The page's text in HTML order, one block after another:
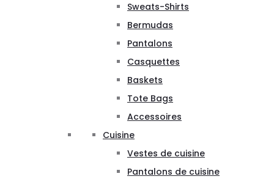
Sweats-Shirts
Bermudas
Pantalons
Casquettes
Baskets
Tote Bags
Accessoires
Cuisine
Vestes de cuisine
Pantalons de cuisine